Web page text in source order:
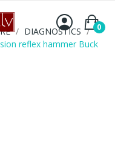
0
DIAGNOSTICS
reflex hammer Buck